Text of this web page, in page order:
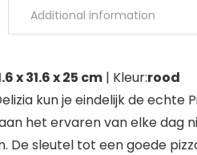
Additional information
x 31.6 x 25 cm | Kleur:rood
kun je eindelijk de
het ervaren van elke dag
De sleutel tot een goede